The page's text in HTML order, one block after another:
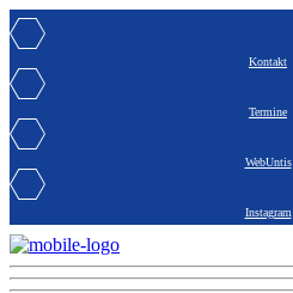
Kontakt
Termine
WebUntis
Instagram